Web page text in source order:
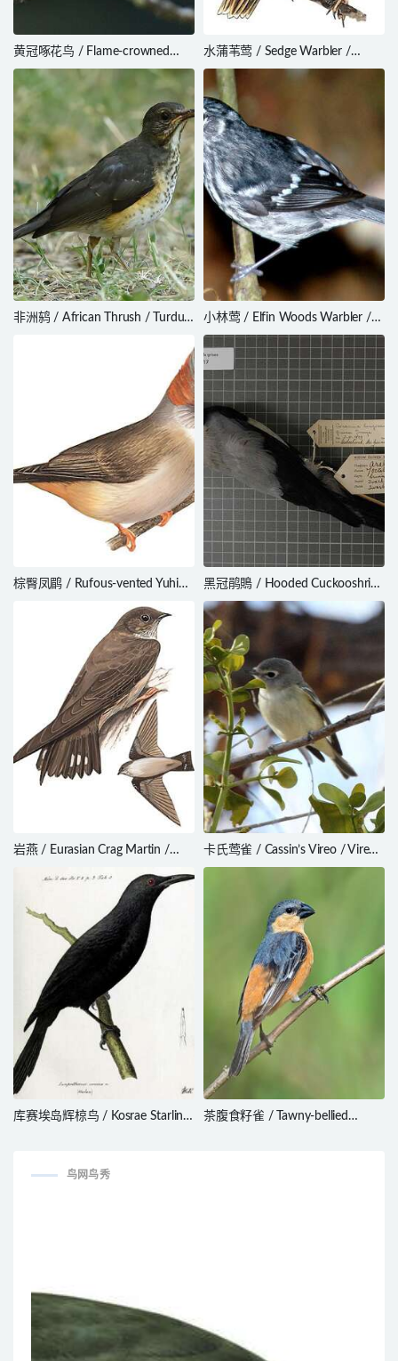
黄冠啄花鸟 / Flame-crowned
Flowerpecker / Dicaeum anthonyi
水蒲苇莺 / Sedge Warbler /
Acrocephalus schoenobaenus
非洲鸫 / African Thrush / Turdus
小林莺 / Elfin Woods Warbler /
Setophaga angelae
棕臀凤鹛 / Rufous-vented Yuhina
黑冠鹃鵙 / Hooded Cuckooshrike
/ Coracina longicauda
岩燕 / Eurasian Crag Martin /
卡氏莺雀 / Cassin’s Vireo / Vireo
cassinii
库赛埃岛辉椋鸟 / Kosrae Starling
茶腹食籽雀 / Tawny-bellied
鸟网鸟秀